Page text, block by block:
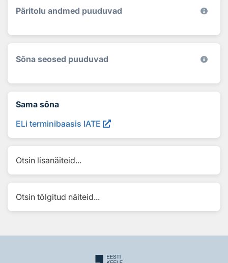
Päritolu andmed puuduvad
Sõna seosed puuduvad
Sama sõna
ELi terminibaasis IATE
Otsin lisanäiteid...
Otsin tõlgitud näiteid...